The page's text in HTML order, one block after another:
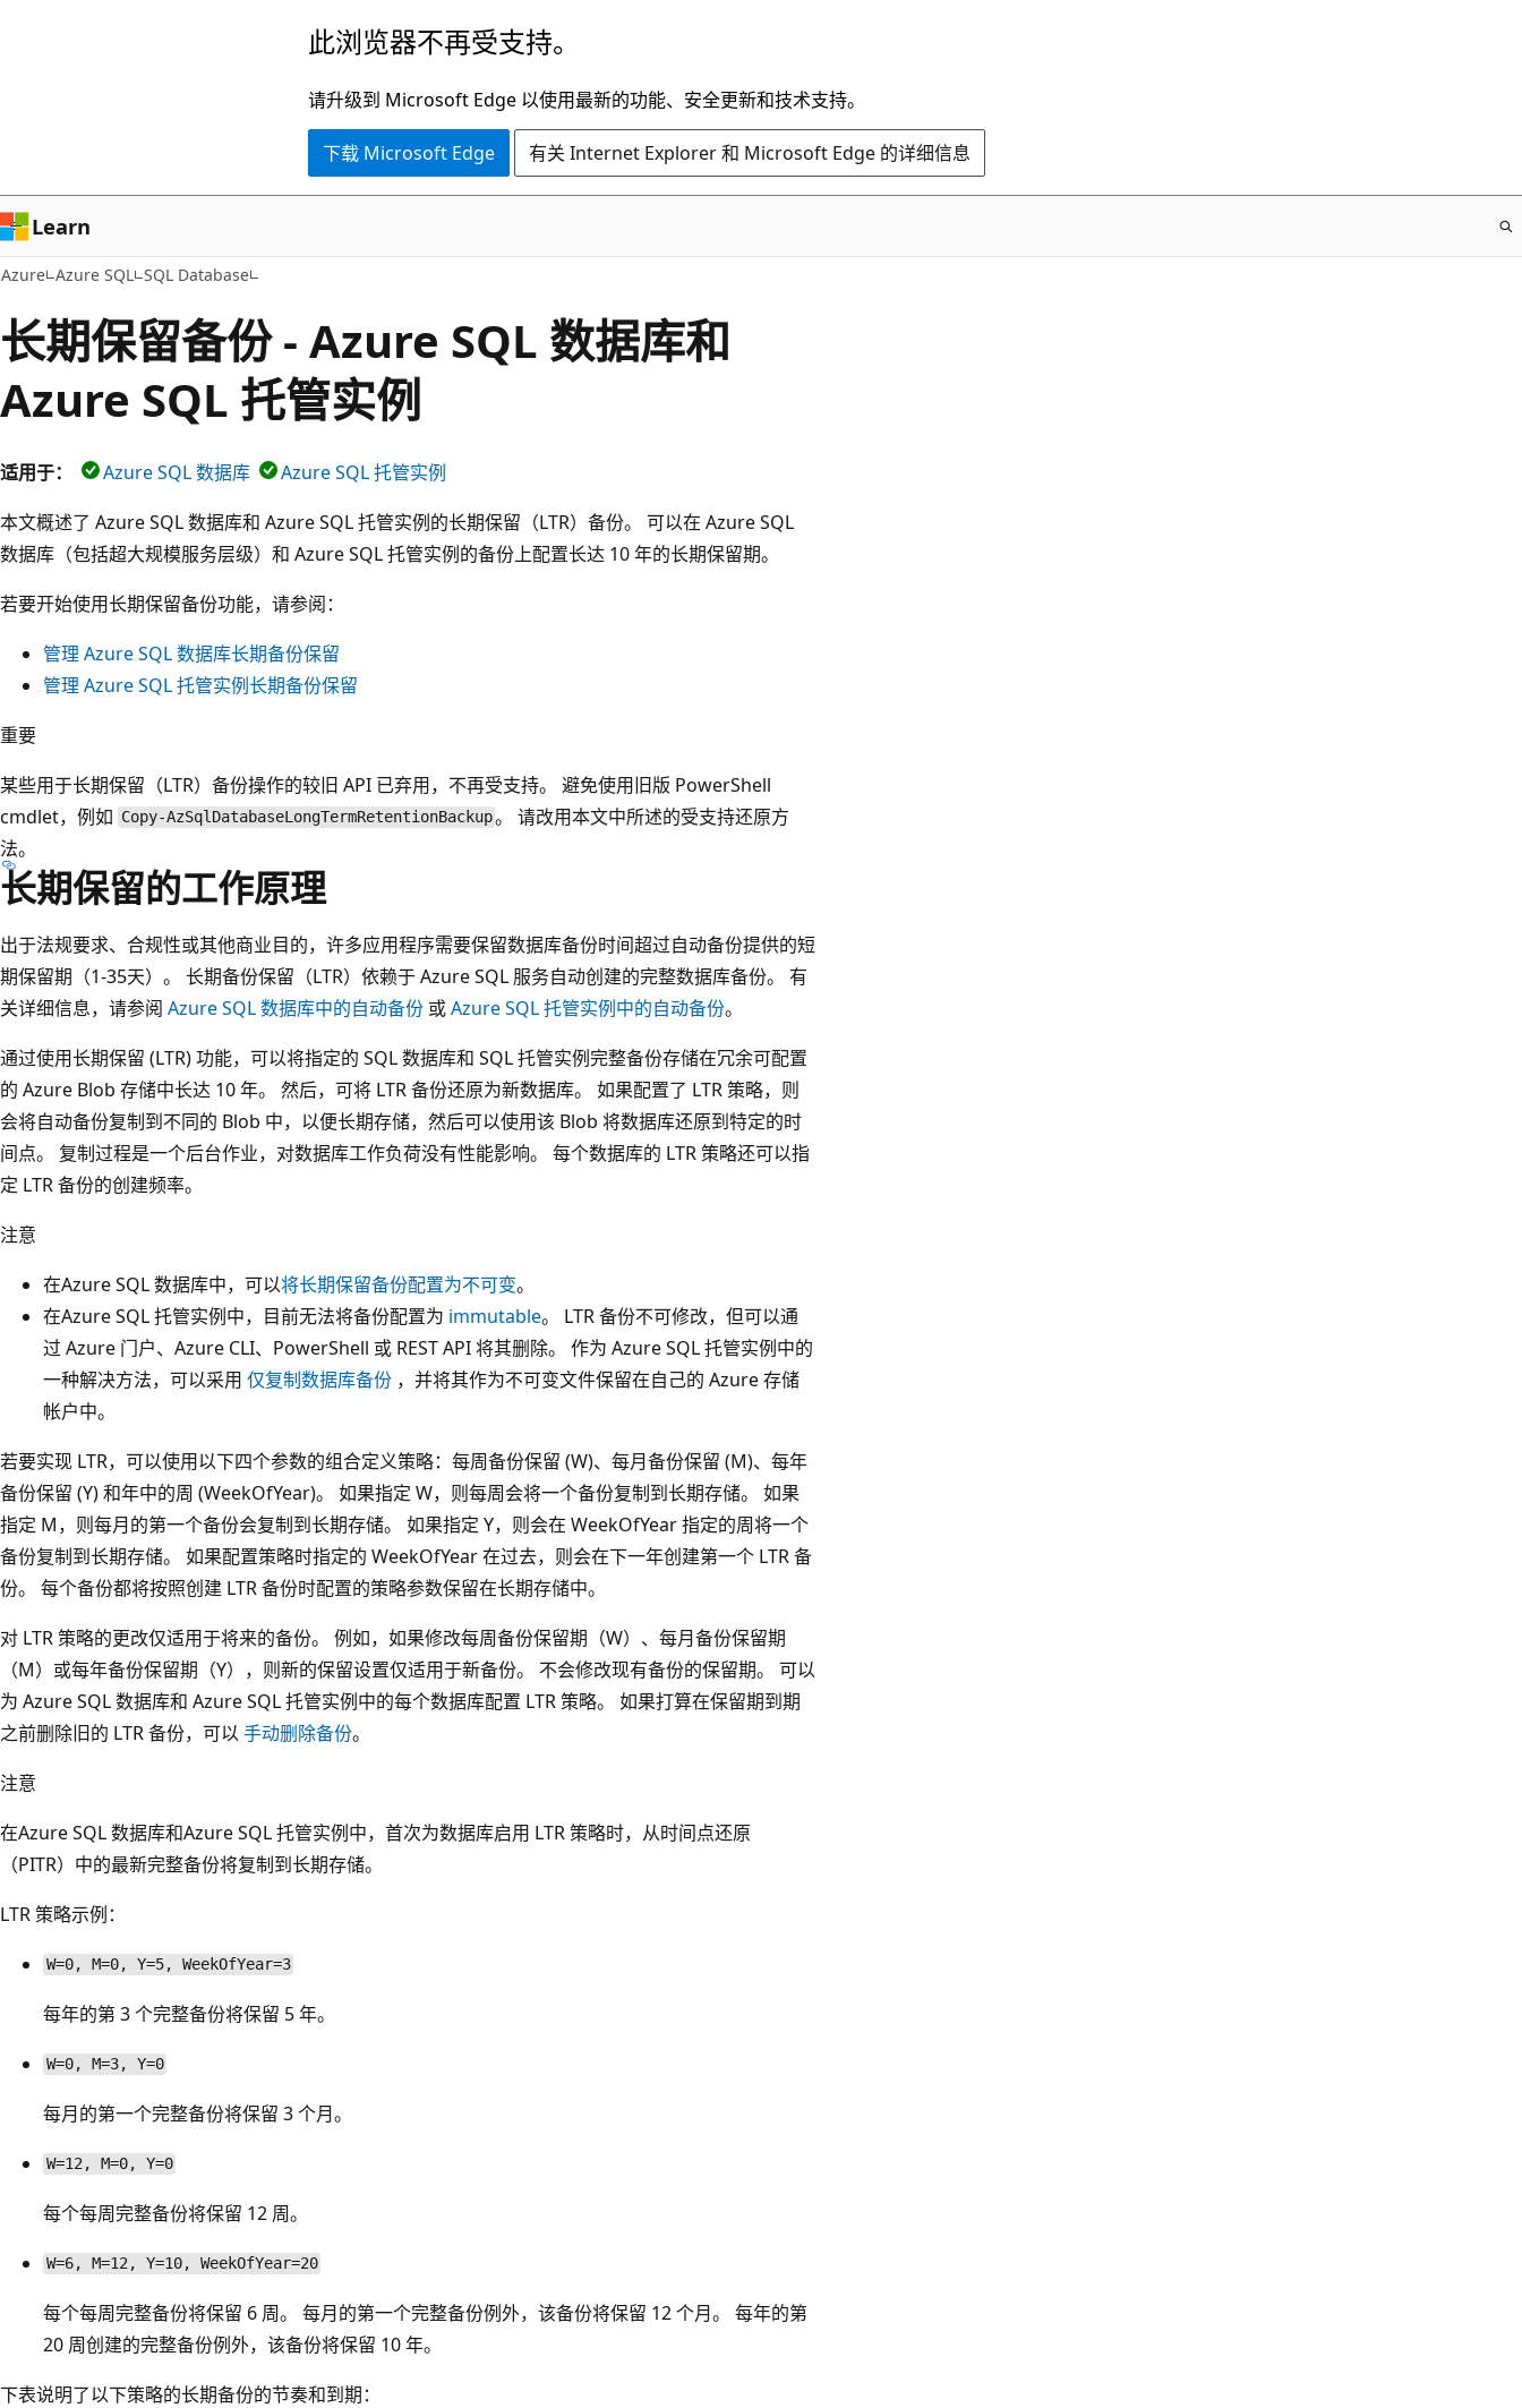
容
此浏览器不再受支持。
请升级到 Microsoft Edge 以使用最新的功能、安全更新和技术支持。
下载 Microsoft Edge 有关 Internet Explorer 和 Microsoft Edge 的详细信息
Learn
Azure Azure SQL SQL Database
长期保留备份 - Azure SQL 数据库和
Azure SQL 托管实例
适用于： Azure SQL 数据库
Azure SQL 托管实例
本文概述了 Azure SQL 数据库和 Azure SQL 托管实例的长期保留（LTR）备份。 可以在 Azure SQL
数据库（包括超大规模服务层级）和 Azure SQL 托管实例的备份上配置长达 10 年的长期保留期。
若要开始使用长期保留备份功能，请参阅：
管理 Azure SQL 数据库长期备份保留
管理 Azure SQL 托管实例长期备份保留
重要
某些用于长期保留（LTR）备份操作的较旧 API 已弃用，不再受支持。 避免使用旧版 PowerShell
cmdlet，例如 Copy-AzSqlDatabaseLongTermRetentionBackup。 请改用本文中所述的受支持还原方
法。
长期保留的工作原理
出于法规要求、合规性或其他商业目的，许多应用程序需要保留数据库备份时间超过自动备份提供的短
期保留期（1-35天）。 长期备份保留（LTR）依赖于 Azure SQL 服务自动创建的完整数据库备份。 有
关详细信息，请参阅 Azure SQL 数据库中的自动备份 或Azure SQL 托管实例中的自动备份。
通过使用长期保留 (LTR) 功能，可以将指定的 SQL 数据库和 SQL 托管实例完整备份存储在冗余可配置
的 Azure Blob 存储中长达 10 年。 然后，可将 LTR 备份还原为新数据库。 如果配置了 LTR 策略，则
会将自动备份复制到不同的 Blob 中，以便长期存储，然后可以使用该 Blob 将数据库还原到特定的时
间点。 复制过程是一个后台作业，对数据库工作负荷没有性能影响。 每个数据库的 LTR 策略还可以指
定 LTR 备份的创建频率。
注意
在Azure SQL 数据库中，可以将长期保留备份配置为不可变。
在Azure SQL 托管实例中，目前无法将备份配置为 immutable。 LTR 备份不可修改，但可以通
过 Azure 门户、Azure CLI、PowerShell 或 REST API 将其删除。 作为 Azure SQL 托管实例中的
一种解决方法，可以采用 仅复制数据库备份 ，并将其作为不可变文件保留在自己的 Azure 存储
帐户中。
若要实现 LTR，可以使用以下四个参数的组合定义策略：每周备份保留 (W)、每月备份保留 (M)、每年
备份保留 (Y) 和年中的周 (WeekOfYear)。 如果指定 W，则每周会将一个备份复制到长期存储。 如果
指定 M，则每月的第一个备份会复制到长期存储。 如果指定 Y，则会在 WeekOfYear 指定的周将一个
备份复制到长期存储。 如果配置策略时指定的 WeekOfYear 在过去，则会在下一年创建第一个 LTR 备
份。 每个备份都将按照创建 LTR 备份时配置的策略参数保留在长期存储中。
对 LTR 策略的更改仅适用于将来的备份。 例如，如果修改每周备份保留期（W）、每月备份保留期
（M）或每年备份保留期（Y），则新的保留设置仅适用于新备份。 不会修改现有备份的保留期。 可以
为 Azure SQL 数据库和 Azure SQL 托管实例中的每个数据库配置 LTR 策略。 如果打算在保留期到期
之前删除旧的 LTR 备份，可以 手动删除备份。
注意
在Azure SQL 数据库和Azure SQL 托管实例中，首次为数据库启用 LTR 策略时，从时间点还原
（PITR）中的最新完整备份将复制到长期存储。
LTR 策略示例：
W=0, M=0, Y=5, WeekOfYear=3
每年的第 3 个完整备份将保留 5 年。
W=0, M=3, Y=0
每月的第一个完整备份将保留 3 个月。
W=12, M=0, Y=0
每个每周完整备份将保留 12 周。
W=6, M=12, Y=10, WeekOfYear=20
每个每周完整备份将保留 6 周。 每月的第一个完整备份例外，该备份将保留 12 个月。 每年的第
20 周创建的完整备份例外，该备份将保留 10 年。
下表说明了以下策略的长期备份的节奏和到期：